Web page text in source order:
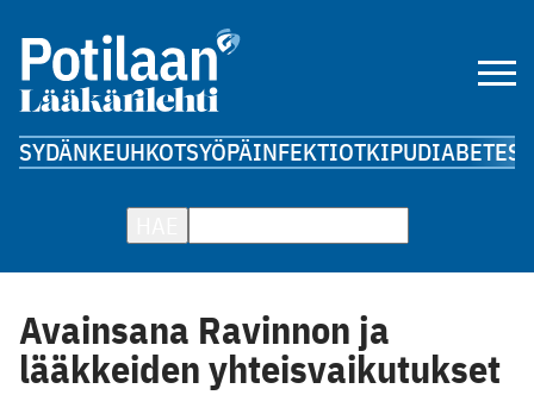
SYDÄNKEUHKOTSYÖPÄINFEKTIOTKIPUDIABETES
Avainsana Ravinnon ja
lääkkeiden yhteisvaikutukset